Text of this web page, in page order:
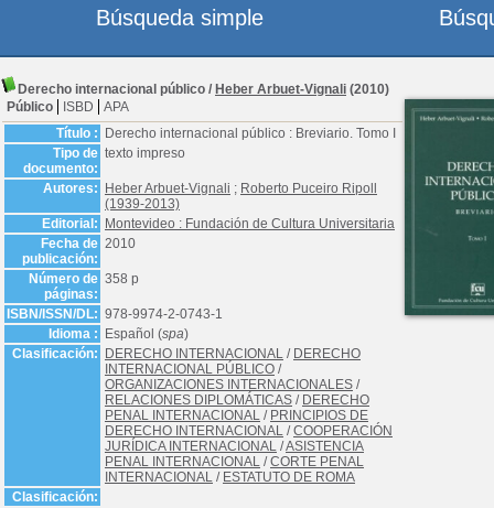
Derecho internacional público / Heber Arbuet-Vignali (2010)
Público
ISBD
APA
Título :
Derecho internacional público : Breviario. Tomo I
Tipo de
documento:
texto impreso
Autores: Heber Arbuet-Vignali ; Roberto Puceiro Ripoll
(1939-2013)
Editorial:
Montevideo : Fundación de Cultura Universitaria
Fecha de
publicación:
2010
Número de
páginas:
358 p
ISBN/ISSN/DL: 978-9974-2-0743-1
Idioma :
Español (spa)
Clasificación:
DERECHO INTERNACIONAL / DERECHO
INTERNACIONAL PÚBLICO /
ORGANIZACIONES INTERNACIONALES /
RELACIONES DIPLOMÁTICAS / DERECHO
PENAL INTERNACIONAL / PRINCIPIOS DE
DERECHO INTERNACIONAL /COOPERACIÓN
JURÍDICA INTERNACIONAL /ASISTENCIA
PENAL INTERNACIONAL /CORTE PENAL
INTERNACIONAL / ESTATUTO DE ROMA
Clasificación:
Búsqueda simple